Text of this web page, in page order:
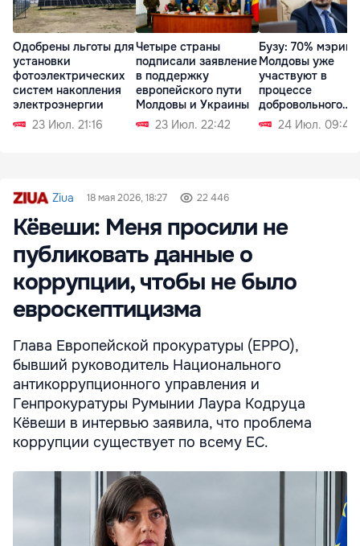
Одобрены льготы для
установки
фотоэлектрических
систем накопления
электроэнергии
23 Июл. 21:16
Четыре страны
подписали заявление
в поддержку
европейского пути
Молдовы и Украины
23 Июл. 22:42
Бузу: 70% мэрий
Молдовы уже
участвуют в
процессе
добровольного
объединения
24 Июл. 09:43
Ziua 18 мая 2026, 18:27 22 446
Кёвеши: Меня просили не
публиковать данные о
коррупции, чтобы не было
евроскептицизма
Глава Европейской прокуратуры (EPPO),
бывший руководитель Национального
антикоррупционного управления и
Генпрокуратуры Румынии Лаура Кодруца
Кёвеши в интервью заявила, что проблема
коррупции существует по всему ЕC.